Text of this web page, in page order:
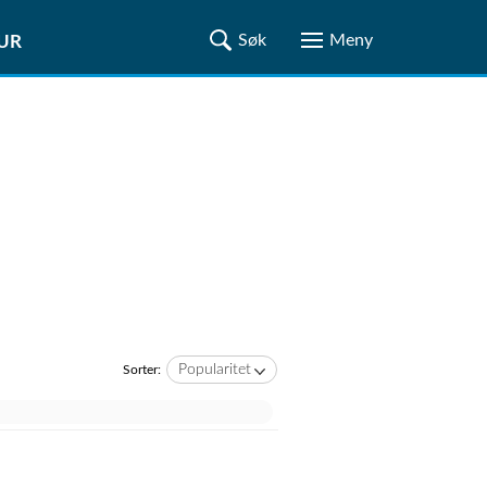
Sorter: Popularitet